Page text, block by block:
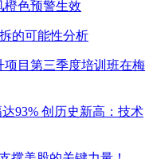
橙色预警生效
的可能性分析
目第三季度培训班在梅
93% 创历史新高：技术